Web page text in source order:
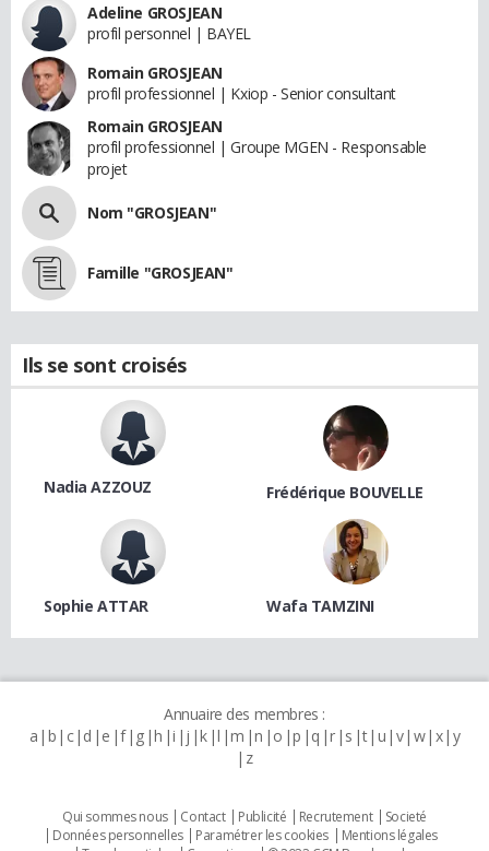
Adeline GROSJEAN
profil personnel | BAYEL
Romain GROSJEAN
profil professionnel | Kxiop - Senior consultant
Romain GROSJEAN
profil professionnel | Groupe MGEN - Responsable
projet
Nom "GROSJEAN"
Famille "GROSJEAN"
Ils se sont croisés
Nadia AZZOUZ Frédérique BOUVELLE
Sophie ATTAR Wafa TAMZINI
Annuaire des membres :
a b c d e f g h i j k l m n o p q r s t u v w x y
z
Qui sommes nous Contact Publicité Recrutement
Societé
Données personnelles
Paramétrer les cookies
Mentions légales